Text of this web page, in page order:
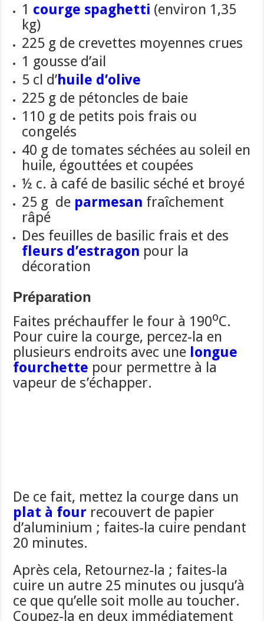
1 courge spaghetti (environ 1,35
kg)
225 g de crevettes moyennes crues
1 gousse d’ail
5 cl d’huile d’olive
225 g de pétoncles de baie
110 g de petits pois frais ou
congelés
40 g de tomates séchées au soleil en
huile, égouttées et coupées
½ c. à café de basilic séché et broyé
25 g de parmesan fraîchement
râpé
Des feuilles de basilic frais et des
fleurs d’estragon pour la
décoration
Préparation
Faites préchauffer le four à 190oC.
Pour cuire la courge, percez-la en
plusieurs endroits avec une longue
fourchette pour permettre à la
vapeur de s’échapper.
De ce fait, mettez la courge dans un
plat à four recouvert de papier
d’aluminium ; faites-la cuire pendant
20 minutes.
Après cela, Retournez-la ; faites-la
cuire un autre 25 minutes ou jusqu’à
ce que qu’elle soit molle au toucher.
Coupez-la en deux immédiatement